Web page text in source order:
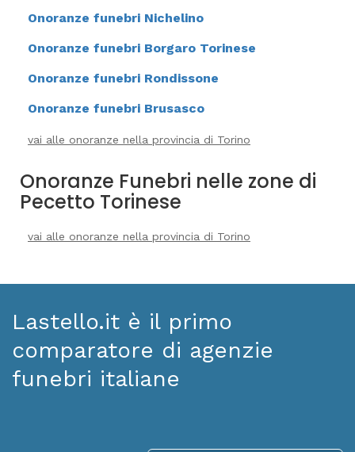
Onoranze funebri Nichelino
Onoranze funebri Borgaro Torinese
Onoranze funebri Rondissone
Onoranze funebri Brusasco
vai alle onoranze nella provincia di Torino
Onoranze Funebri nelle zone di
Pecetto Torinese
vai alle onoranze nella provincia di Torino
Lastello.it è il primo
comparatore di agenzie
funebri italiane